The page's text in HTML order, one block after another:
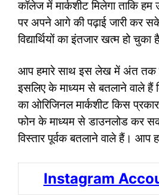
कॉलेज में मार्कशीट मिलेगा ताकि
पर अपने आगे की पढ़ाई जारी कर
विद्यार्थियों का इंतजार खत्म हो चुका
आप हमारे साथ इस लेख में अंत तक
इसलिए के माध्यम से बतलाने वाले हैं
का ओरिजिनल मार्कशीट किस
फोन के माध्यम से डाउनलोड कर
विस्तार पूर्वक बतलाने वाले हैं। आप
Instagram